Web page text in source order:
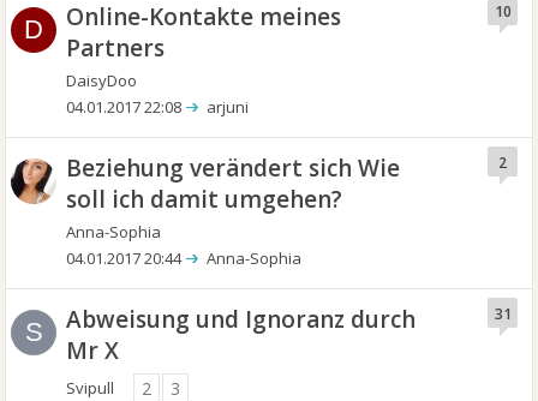
D
Online-Kontakte meines
Partners
DaisyDoo
10
04.01.2017 22:08 arjuni
Beziehung verändert sich Wie
soll ich damit umgehen?
Anna-Sophia
2
04.01.2017 20:44 Anna-Sophia
S
Abweisung und Ignoranz durch
Mr X
Svipull 2 3
31